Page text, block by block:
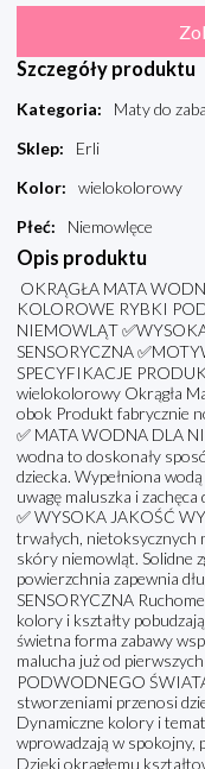
Szczegóły produktu
Kategoria:
Maty do
Sklep:
Erli
Kolor:
wielokolorowy
Płeć: Niemowlęce
Opis produktu
OKRĄGŁA MATA
KOLOROWE RYBKI
NIEMOWLĄT
SENSORYCZNA
SPECYFIKACJE
wielokolorowy Okrągła
obok Produkt fabrycznie
✅ MATA WODNA DLA
wodna to doskonały
dziecka. Wypełniona
uwagę maluszka i
✅ WYSOKA JAKOŚĆ
trwałych, nietoksycznych
skóry niemowląt. Solidne
powierzchnia zapewnia
SENSORYCZNA
kolory i kształty
świetna forma zabawy
malucha już od
PODWODNEGO
stworzeniami przenosi
Dynamiczne kolory i
wprowadzają w spokojny,
Dzięki okrągłemu